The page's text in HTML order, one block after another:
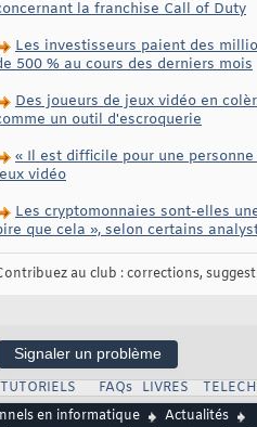
la franchise Call of Duty
Les investisseurs paient des
500 % au cours des derniers mois
Des joueurs de jeux vidéo en
un outil d'escroquerie
« Il est difficile pour une
vidéo
Les cryptomonnaies sont-elles
que cela », selon certains
au club : corrections,
Signaler un problème
TUTORIELS FAQs LIVRES
en informatique
Actualités